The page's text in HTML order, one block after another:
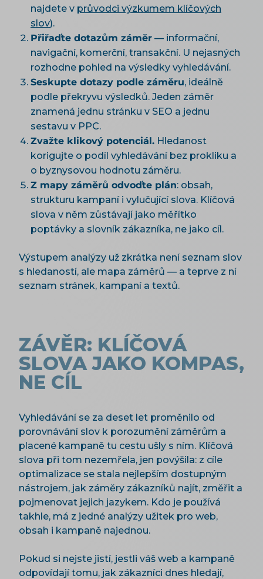
najdete v průvodci výzkumem klíčových
slov).
Přiřaďte dotazům záměr — informační,
navigační, komerční, transakční. U nejasných
rozhodne pohled na výsledky vyhledávání.
Seskupte dotazy podle záměru, ideálně
podle překryvu výsledků. Jeden záměr
znamená jednu stránku v SEO a jednu
sestavu v PPC.
Zvažte klikový potenciál. Hledanost
korigujte o podíl vyhledávání bez prokliku a
o byznysovou hodnotu záměru.
Z mapy záměrů odvoďte plán: obsah,
strukturu kampaní i vylučující slova. Klíčová
slova v něm zůstávají jako měřítko
poptávky a slovník zákazníka, ne jako cíl.
Výstupem analýzy už zkrátka není seznam slov
s hledaností, ale mapa záměrů — a teprve z ní
seznam stránek, kampaní a textů.
ZÁVĚR: KLÍČOVÁ
SLOVA JAKO KOMPAS,
NE CÍL
Vyhledávání se za deset let proměnilo od
porovnávání slov k porozumění záměrům a
placené kampaně tu cestu ušly s ním. Klíčová
slova při tom nezemřela, jen povýšila: z cíle
optimalizace se stala nejlepším dostupným
nástrojem, jak záměry zákazníků najít, změřit a
pojmenovat jejich jazykem. Kdo je používá
takhle, má z jedné analýzy užitek pro web,
obsah i kampaně najednou.
Pokud si nejste jistí, jestli váš web a kampaně
odpovídají tomu, jak zákazníci dnes hledají,